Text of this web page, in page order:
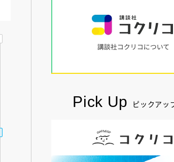
Pick Up ピックアッ